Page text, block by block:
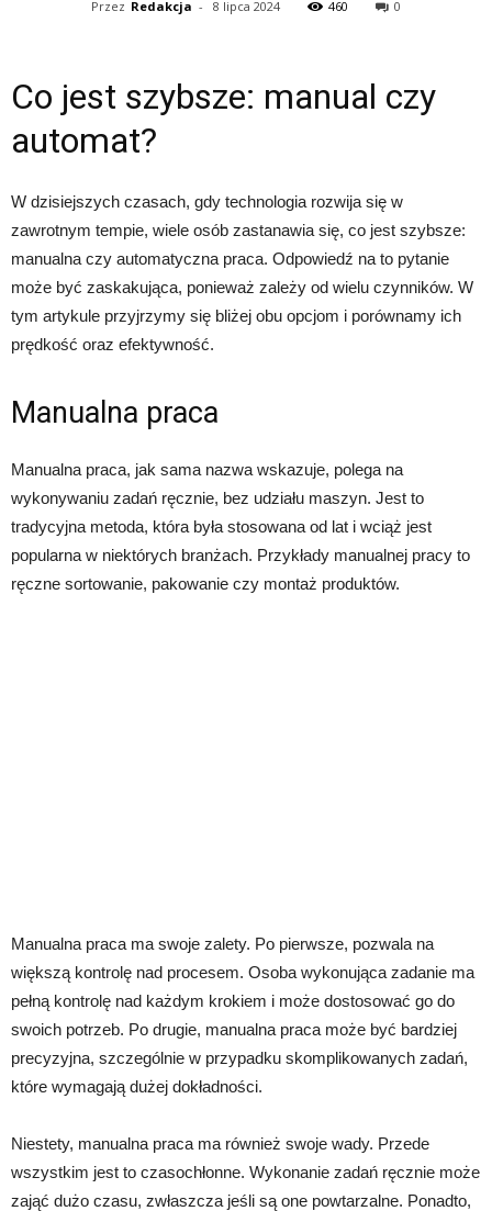
Przez Redakcja - 8 lipca 2024 460 0
Co jest szybsze: manual czy
automat?
W dzisiejszych czasach, gdy technologia rozwija się w
zawrotnym tempie, wiele osób zastanawia się, co jest szybsze:
manualna czy automatyczna praca. Odpowiedź na to pytanie
może być zaskakująca, ponieważ zależy od wielu czynników. W
tym artykule przyjrzymy się bliżej obu opcjom i porównamy ich
prędkość oraz efektywność.
Manualna praca
Manualna praca, jak sama nazwa wskazuje, polega na
wykonywaniu zadań ręcznie, bez udziału maszyn. Jest to
tradycyjna metoda, która była stosowana od lat i wciąż jest
popularna w niektórych branżach. Przykłady manualnej pracy to
ręczne sortowanie, pakowanie czy montaż produktów.
Manualna praca ma swoje zalety. Po pierwsze, pozwala na
większą kontrolę nad procesem. Osoba wykonująca zadanie ma
pełną kontrolę nad każdym krokiem i może dostosować go do
swoich potrzeb. Po drugie, manualna praca może być bardziej
precyzyjna, szczególnie w przypadku skomplikowanych zadań,
które wymagają dużej dokładności.
Niestety, manualna praca ma również swoje wady. Przede
wszystkim jest to czasochłonne. Wykonanie zadań ręcznie może
zająć dużo czasu, zwłaszcza jeśli są one powtarzalne. Ponadto,